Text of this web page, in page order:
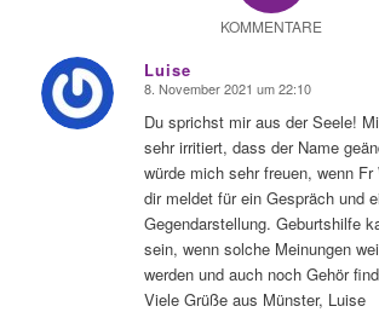
KOMMENTARE
Luise
sagte:
8. November 2021 um 22:10
Du sprichst mir aus der Seele!
sehr irritiert, dass der Name
würde mich sehr freuen, wenn
dir meldet für ein Gespräch und
Gegendarstellung. Geburtshilfe
sein, wenn solche Meinungen
werden und auch noch Gehör
Viele Grüße aus Münster, Luise